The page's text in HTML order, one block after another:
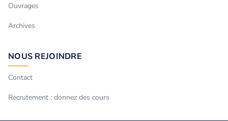
Ouvrages
Archives
NOUS REJOINDRE
Contact
Recrutement : donnez des cours